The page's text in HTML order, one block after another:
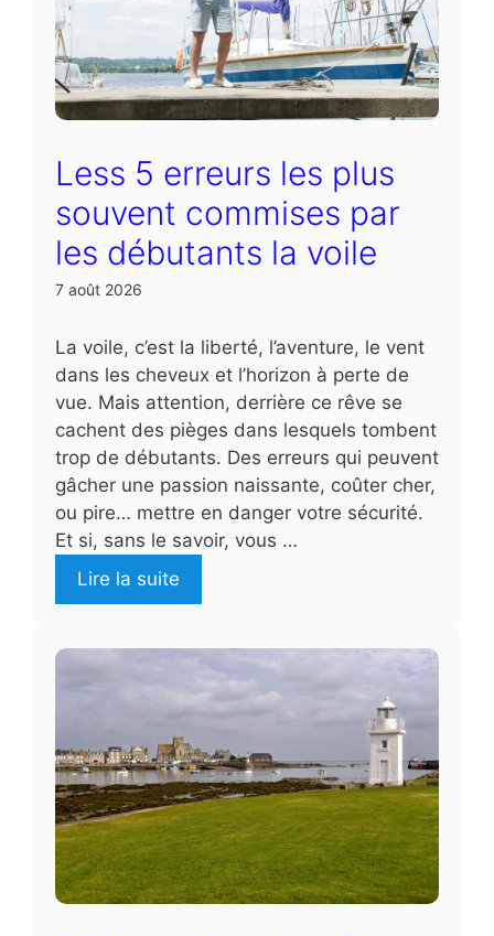
Less 5 erreurs les plus
souvent commises par
les débutants la voile
7 août 2026
La voile, c’est la liberté, l’aventure, le vent
dans les cheveux et l’horizon à perte de
vue. Mais attention, derrière ce rêve se
cachent des pièges dans lesquels tombent
trop de débutants. Des erreurs qui peuvent
gâcher une passion naissante, coûter cher,
ou pire… mettre en danger votre sécurité.
Et si, sans le savoir, vous …
Lire la suite